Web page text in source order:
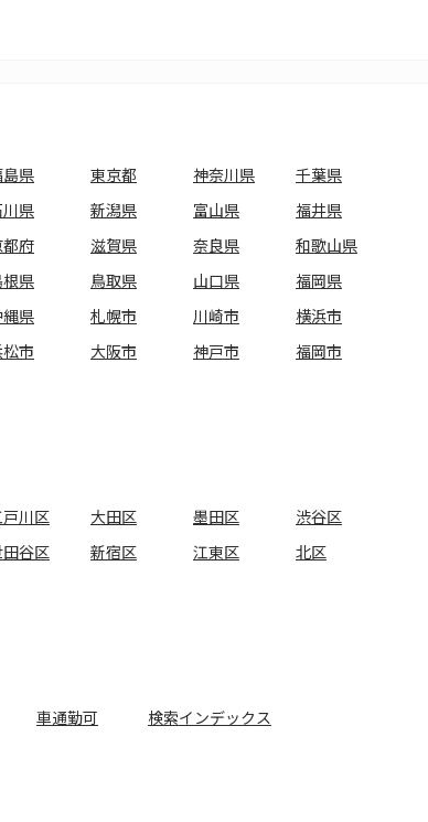
県 東京都 神奈川県
千葉県
県 新潟県 富山県
福井県
都府 滋賀県 奈良県
和歌山県
根県 鳥取県 山口県
福岡県
県 札幌市 川崎市
横浜市
市 大阪市 神戸市
福岡市
川区 大田区 墨田区
渋谷区
谷区 新宿区 江東区
北区
車通勤可 検索インデックス